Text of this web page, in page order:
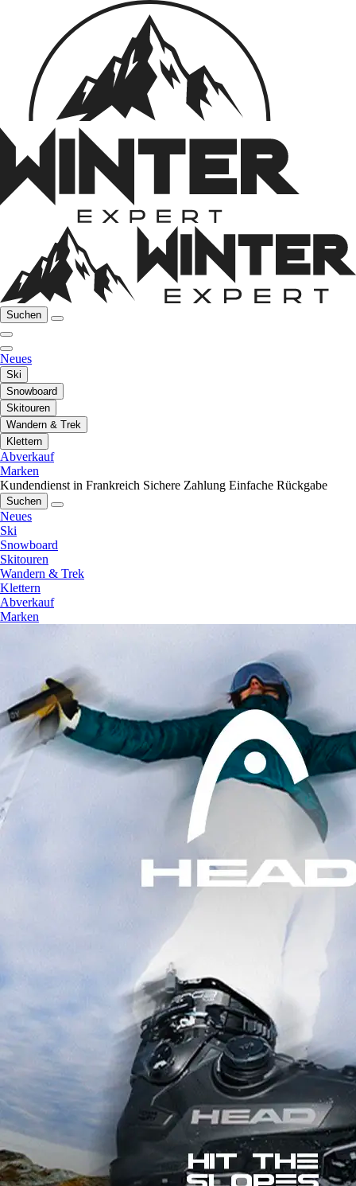
Suchen
Neues
Ski
Snowboard
Skitouren
Wandern & Trek
Klettern
Abverkauf
Marken
Kundendienst in Frankreich Sichere Zahlung Einfache Rückgabe
Suchen
Neues
Ski
Snowboard
Skitouren
Wandern & Trek
Klettern
Abverkauf
Marken